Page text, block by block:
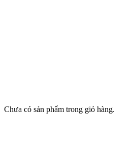
Chưa có sản phẩm trong giỏ hàng.